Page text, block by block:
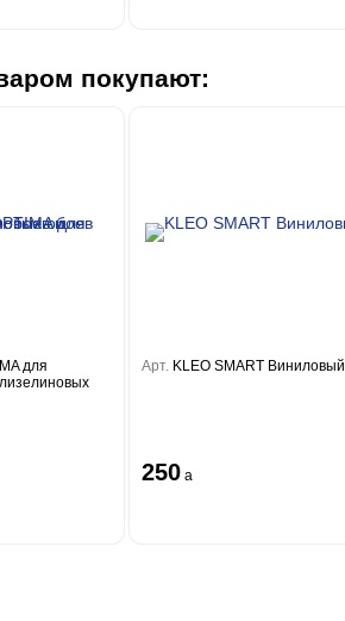
покупают:
для
Арт. KLEO SMART Виниловый
250 a